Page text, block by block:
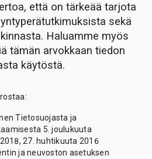
että on tärkeää tarjota
sekä
Haluamme myös
tämän arvokkaan tiedon
käytöstä.
Tietosuojasta ja
5. joulukuuta
27. huhtikuuta 2016
ja neuvoston asetuksen